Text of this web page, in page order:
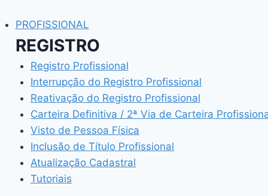
PROFISSIONAL
REGISTRO
Registro Profissional
Interrupção do Registro Profissional
Reativação do Registro Profissional
Carteira Definitiva / 2ª Via de Carteira
Visto de Pessoa Física
Inclusão de Título Profissional
Atualização Cadastral
Tutoriais